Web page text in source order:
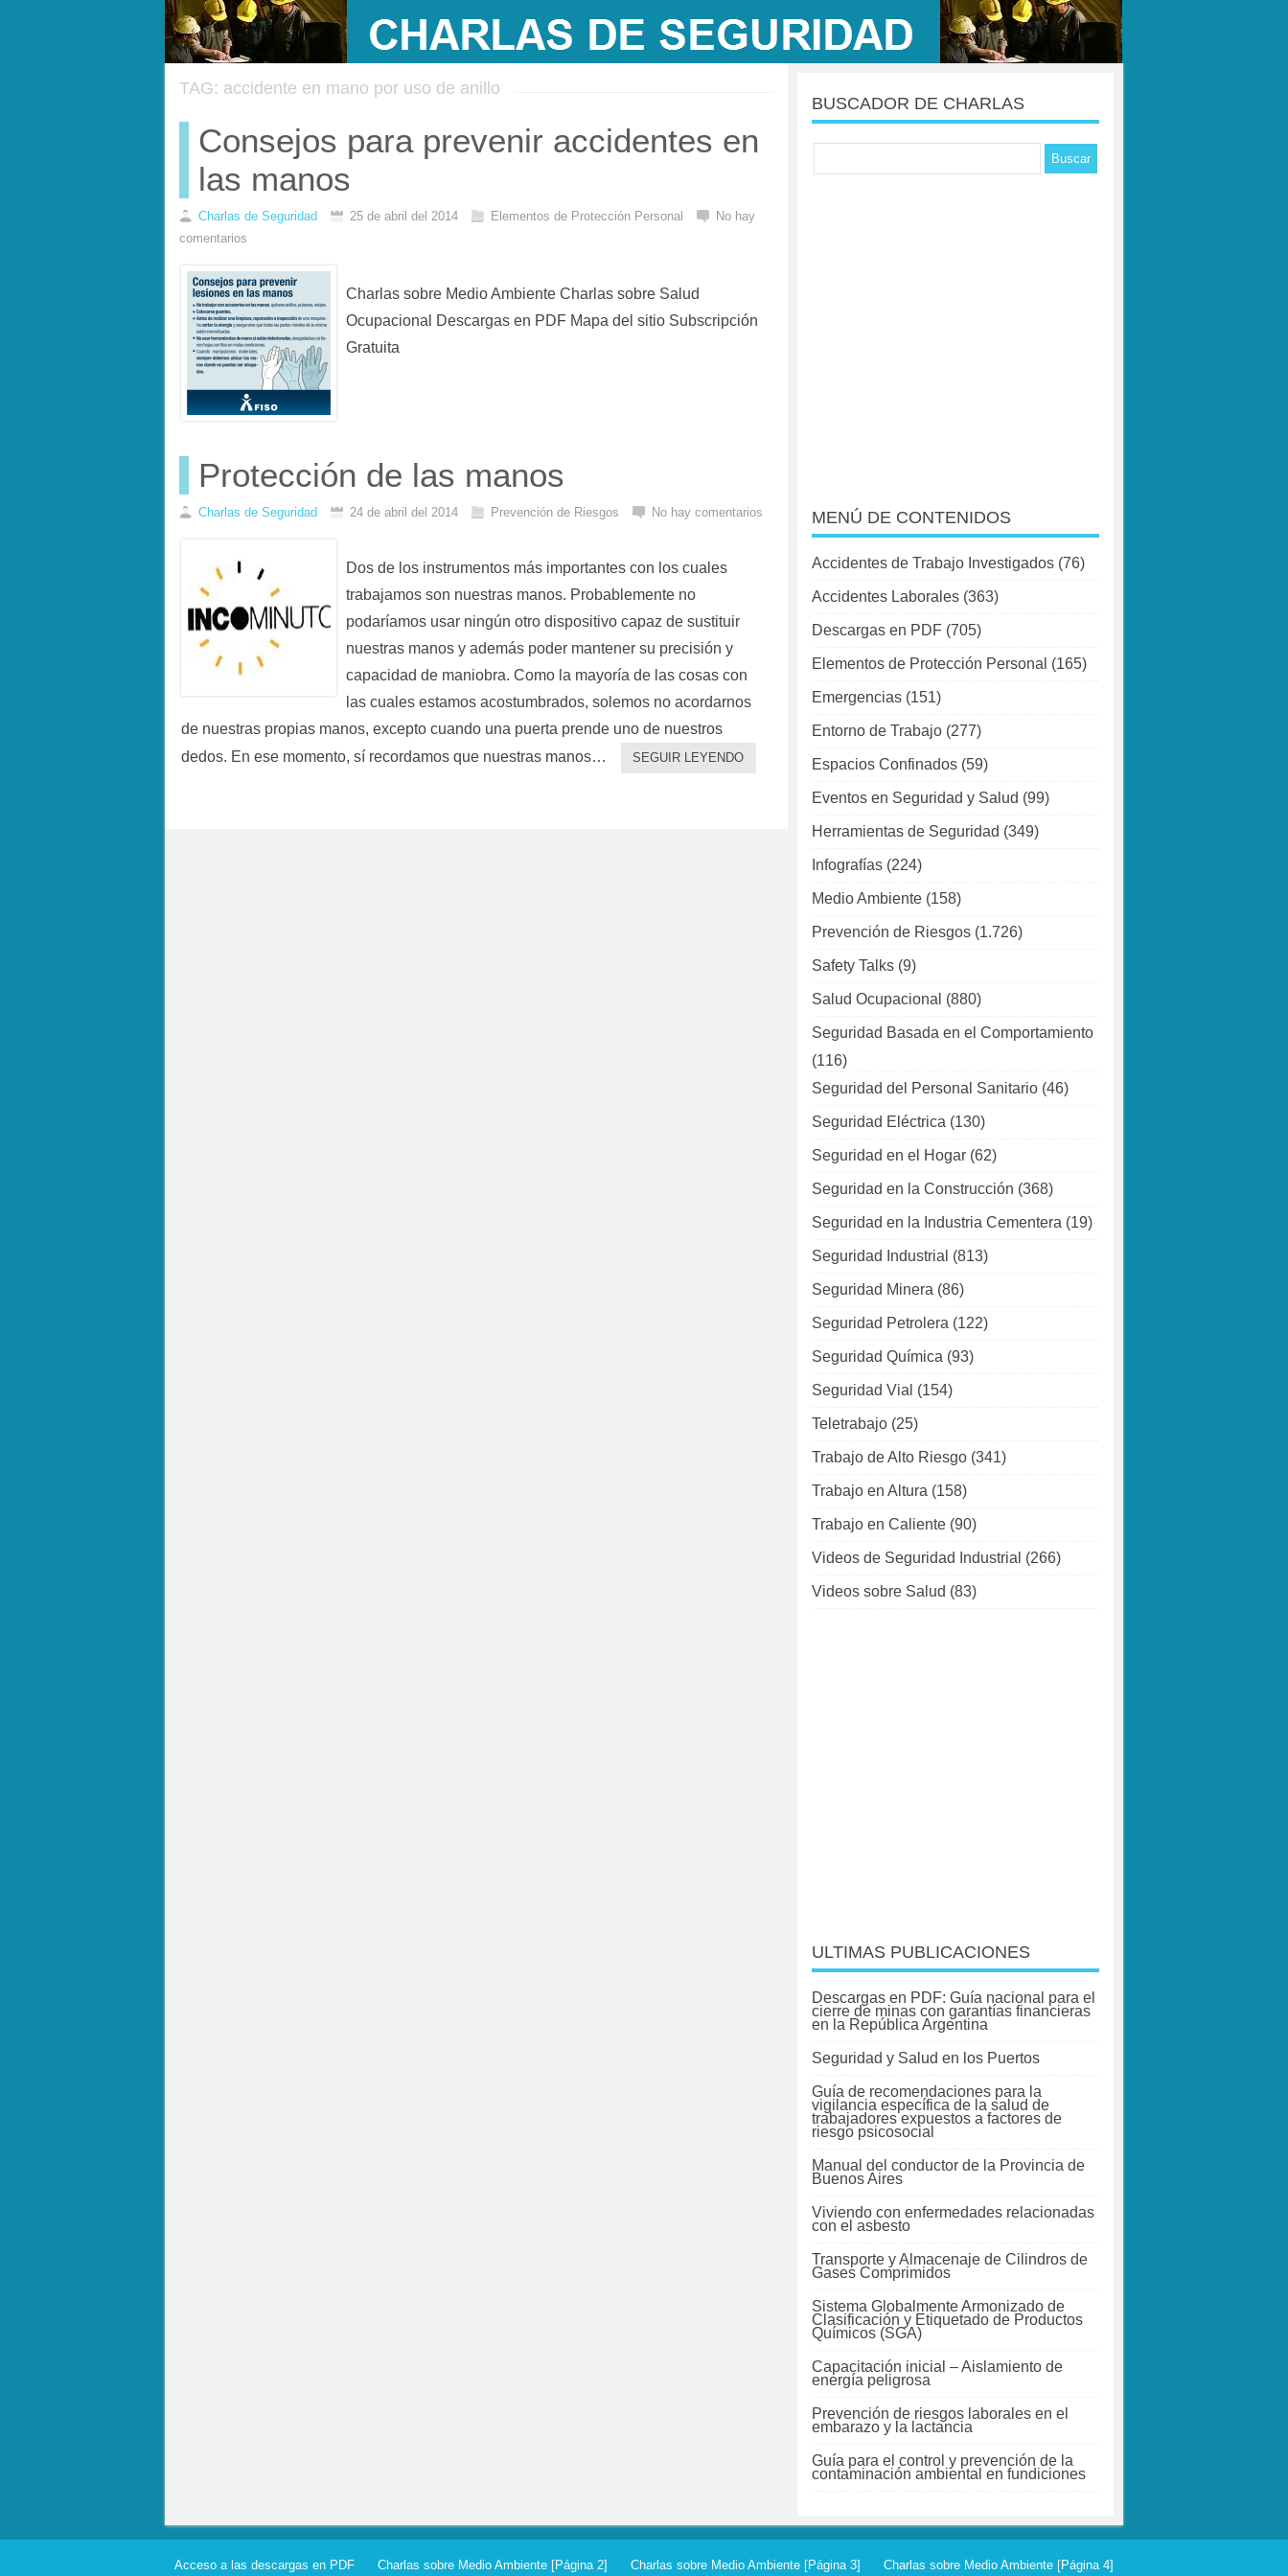
TAG: accidente en mano por uso de anillo
Consejos para prevenir accidentes en
las manos
Charlas de Seguridad 25 de abril del 2014 Elementos de Protección Personal
No hay
comentarios
Charlas sobre Medio Ambiente Charlas sobre Salud
Ocupacional Descargas en PDF Mapa del sitio Subscripción
Gratuita
Protección de las manos
Charlas de Seguridad 24 de abril del 2014 Prevención de Riesgos No hay comentarios
Dos de los instrumentos más importantes con los cuales
trabajamos son nuestras manos. Probablemente no
podaríamos usar ningún otro dispositivo capaz de sustituir
nuestras manos y además poder mantener su precisión y
capacidad de maniobra. Como la mayoría de las cosas con
las cuales estamos acostumbrados, solemos no acordarnos
de nuestras propias manos, excepto cuando una puerta prende uno de nuestros
dedos. En ese momento, sí recordamos que nuestras manos…
SEGUIR LEYENDO
BUSCADOR DE CHARLAS
MENÚ DE CONTENIDOS
Accidentes de Trabajo Investigados (76)
Accidentes Laborales (363)
Descargas en PDF (705)
Elementos de Protección Personal (165)
Emergencias (151)
Entorno de Trabajo (277)
Espacios Confinados (59)
Eventos en Seguridad y Salud (99)
Herramientas de Seguridad (349)
Infografías (224)
Medio Ambiente (158)
Prevención de Riesgos (1.726)
Safety Talks (9)
Salud Ocupacional (880)
Seguridad Basada en el Comportamiento
(116)
Seguridad del Personal Sanitario (46)
Seguridad Eléctrica (130)
Seguridad en el Hogar (62)
Seguridad en la Construcción (368)
Seguridad en la Industria Cementera (19)
Seguridad Industrial (813)
Seguridad Minera (86)
Seguridad Petrolera (122)
Seguridad Química (93)
Seguridad Vial (154)
Teletrabajo (25)
Trabajo de Alto Riesgo (341)
Trabajo en Altura (158)
Trabajo en Caliente (90)
Videos de Seguridad Industrial (266)
Videos sobre Salud (83)
ULTIMAS PUBLICACIONES
Descargas en PDF: Guía nacional para el
cierre de minas con garantías financieras
en la República Argentina
Seguridad y Salud en los Puertos
Guía de recomendaciones para la
vigilancia específica de la salud de
trabajadores expuestos a factores de
riesgo psicosocial
Manual del conductor de la Provincia de
Buenos Aires
Viviendo con enfermedades relacionadas
con el asbesto
Transporte y Almacenaje de Cilindros de
Gases Comprimidos
Sistema Globalmente Armonizado de
Clasificación y Etiquetado de Productos
Químicos (SGA)
Capacitación inicial – Aislamiento de
energía peligrosa
Prevención de riesgos laborales en el
embarazo y la lactancia
Guía para el control y prevención de la
contaminación ambiental en fundiciones
Acceso a las descargas en PDF Charlas sobre Medio Ambiente [Página 2] Charlas sobre Medio Ambiente [Página 3] Charlas sobre Medio Ambiente [Página 4]